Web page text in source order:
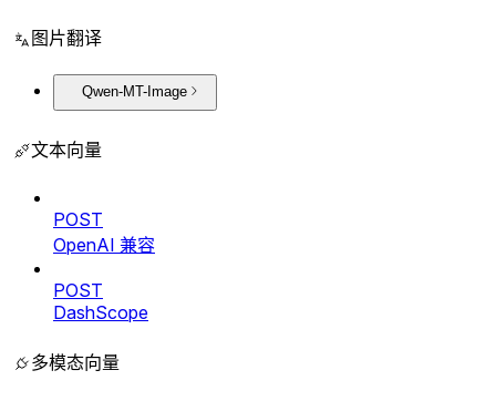
图片翻译
Qwen-MT-Image
文本向量
POST
OpenAI 兼容
POST
DashScope
多模态向量